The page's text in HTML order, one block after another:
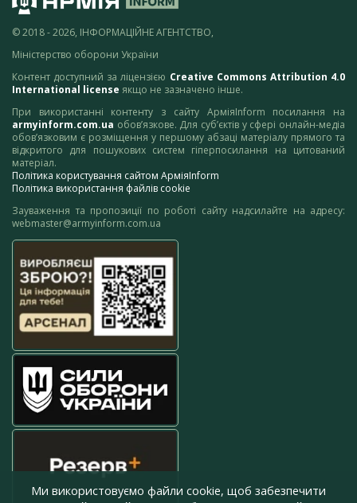
© 2018 - 2026, ІНФОРМАЦІЙНЕ АГЕНТСТВО,
Міністерство оборони України
Контент доступний за ліцензією Creative Commons Attribution 4.0
International license якщо не зазначено інше.
При використанні контенту з сайту АрміяInform посилання на
armyinform.com.ua обов’язкове. Для суб’єктів у сфері онлайн-медіа
обов’язковим є розміщення у першому абзаці матеріалу прямого та
відкритого для пошукових систем гіперпосилання на цитований
матеріал.
Політика користування сайтом АрміяInform
Політика використання файлів cookie
Зауваження та пропозиції по роботі сайту надсилайте на адресу:
webmaster@armyinform.com.ua
Ми використовуємо файли cookie, щоб забезпечити